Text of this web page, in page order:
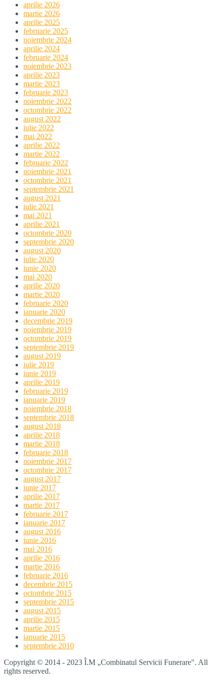
aprilie 2026
martie 2026
aprilie 2025
februarie 2025
noiembrie 2024
aprilie 2024
februarie 2024
noiembrie 2023
aprilie 2023
martie 2023
februarie 2023
noiembrie 2022
octombrie 2022
august 2022
iulie 2022
mai 2022
aprilie 2022
martie 2022
februarie 2022
noiembrie 2021
octombrie 2021
septembrie 2021
august 2021
iulie 2021
mai 2021
aprilie 2021
octombrie 2020
septembrie 2020
august 2020
iulie 2020
iunie 2020
mai 2020
aprilie 2020
martie 2020
februarie 2020
ianuarie 2020
decembrie 2019
noiembrie 2019
octombrie 2019
septembrie 2019
august 2019
iulie 2019
iunie 2019
aprilie 2019
februarie 2019
ianuarie 2019
noiembrie 2018
septembrie 2018
august 2018
aprilie 2018
martie 2018
februarie 2018
noiembrie 2017
octombrie 2017
august 2017
iunie 2017
aprilie 2017
martie 2017
februarie 2017
ianuarie 2017
august 2016
iunie 2016
mai 2016
aprilie 2016
martie 2016
februarie 2016
decembrie 2015
octombrie 2015
septembrie 2015
august 2015
aprilie 2015
martie 2015
ianuarie 2015
septembrie 2010
Copyright © 2014 - 2023 Î.M „Combinatul Servicii Funerare". All
rights reserved.